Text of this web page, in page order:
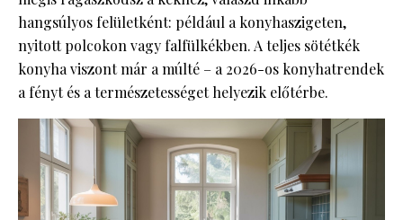
hangsúlyos felületként: például a konyhaszigeten,
nyitott polcokon vagy falfülkékben. A teljes sötétkék
konyha viszont már a múlté – a 2026-os konyhatrendek
a fényt és a természetességet helyezik előtérbe.